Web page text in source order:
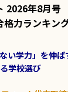
2026年8月号
格力ランキン
い学力」を伸ば
学校選び